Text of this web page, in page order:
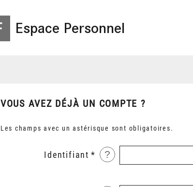
Espace Personnel
VOUS AVEZ DÉJÀ UN COMPTE ?
Les champs avec un astérisque sont obligatoires.
Identifiant ?